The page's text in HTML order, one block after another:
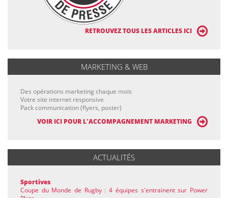
RETROUVEZ TOUS LES ARTICLES ICI
MARKETING & WEB
Des opérations marketing chaque mois
Votre site internet responsive
Pack communication (flyers, poster)
VOIR ICI POUR L'ACCOMPAGNEMENT MARKETING
ACTUALITÉS
Sportives
Coupe du Monde de Rugby : 4 équipes s'entrainent sur Power